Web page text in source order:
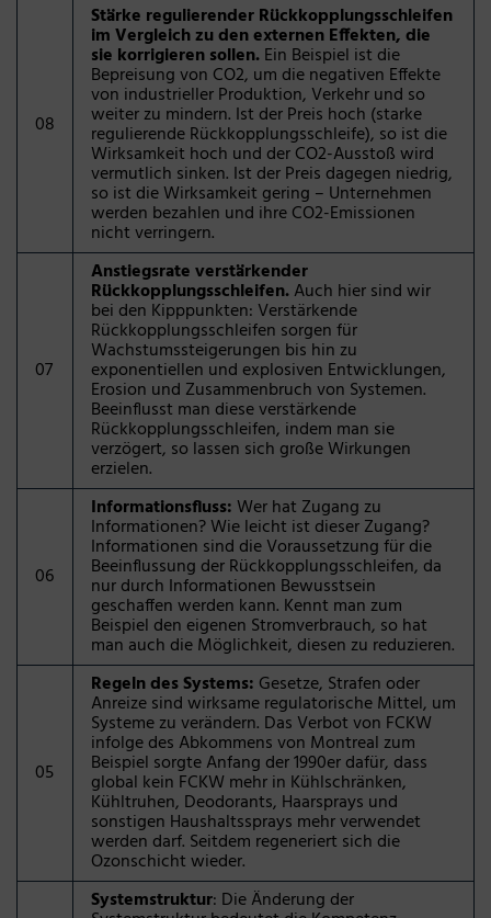
08
Stärke regulierender Rückkopplungsschleifen
im Vergleich zu den externen Effekten, die
sie korrigieren sollen.Ein Beispiel ist die
Bepreisung von CO2, um die negativen Effekte
von industrieller Produktion, Verkehr und so
weiter zu mindern. Ist der Preis hoch (starke
regulierende Rückkopplungsschleife), so ist die
Wirksamkeit hoch und der CO2-Ausstoß wird
vermutlich sinken. Ist der Preis dagegen niedrig,
so ist die Wirksamkeit gering – Unternehmen
werden bezahlen und ihre CO2-Emissionen
nicht verringern.
07
Anstiegsrate verstärkender
Rückkopplungsschleifen.Auch hier sind wir
bei den Kipppunkten: Verstärkende
Rückkopplungsschleifen sorgen für
Wachstumssteigerungen bis hin zu
exponentiellen und explosiven Entwicklungen,
Erosion und Zusammenbruch von Systemen.
Beeinflusst man diese verstärkende
Rückkopplungsschleifen, indem man sie
verzögert, so lassen sich große Wirkungen
erzielen.
06
Informationsfluss: Wer hat Zugang zu
Informationen? Wie leicht ist dieser Zugang?
Informationen sind die Voraussetzung für die
Beeinflussung der Rückkopplungsschleifen, da
nur durch Informationen Bewusstsein
geschaffen werden kann. Kennt man zum
Beispiel den eigenen Stromverbrauch, so hat
man auch die Möglichkeit, diesen zu reduzieren.
05
Regeln des Systems: Gesetze, Strafen oder
Anreize sind wirksame regulatorische Mittel, um
Systeme zu verändern. Das Verbot von FCKW
infolge des Abkommens von Montreal zum
Beispiel sorgte Anfang der 1990er dafür, dass
global kein FCKW mehr in Kühlschränken,
Kühltruhen, Deodorants, Haarsprays und
sonstigen Haushaltssprays mehr verwendet
werden darf. Seitdem regeneriert sich die
Ozonschicht wieder.
Systemstruktur: Die Änderung der